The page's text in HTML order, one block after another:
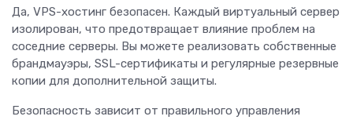
Да, VPS-хостинг безопасен. Каждый виртуальный сервер
изолирован, что предотвращает влияние проблем на
соседние серверы. Вы можете реализовать собственные
брандмауэры, SSL-сертификаты и регулярные резервные
копии для дополнительной защиты.
Безопасность зависит от правильного управления